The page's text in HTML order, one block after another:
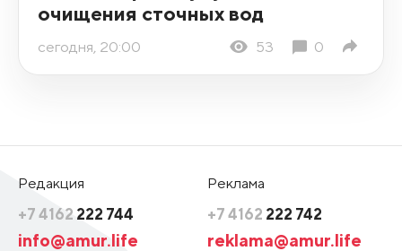
очищения сточных вод
сегодня, 20:00 53 0
Редакция
+7 4162 222 744
info@amur.life
Реклама
+7 4162 222 742
reklama@amur.life